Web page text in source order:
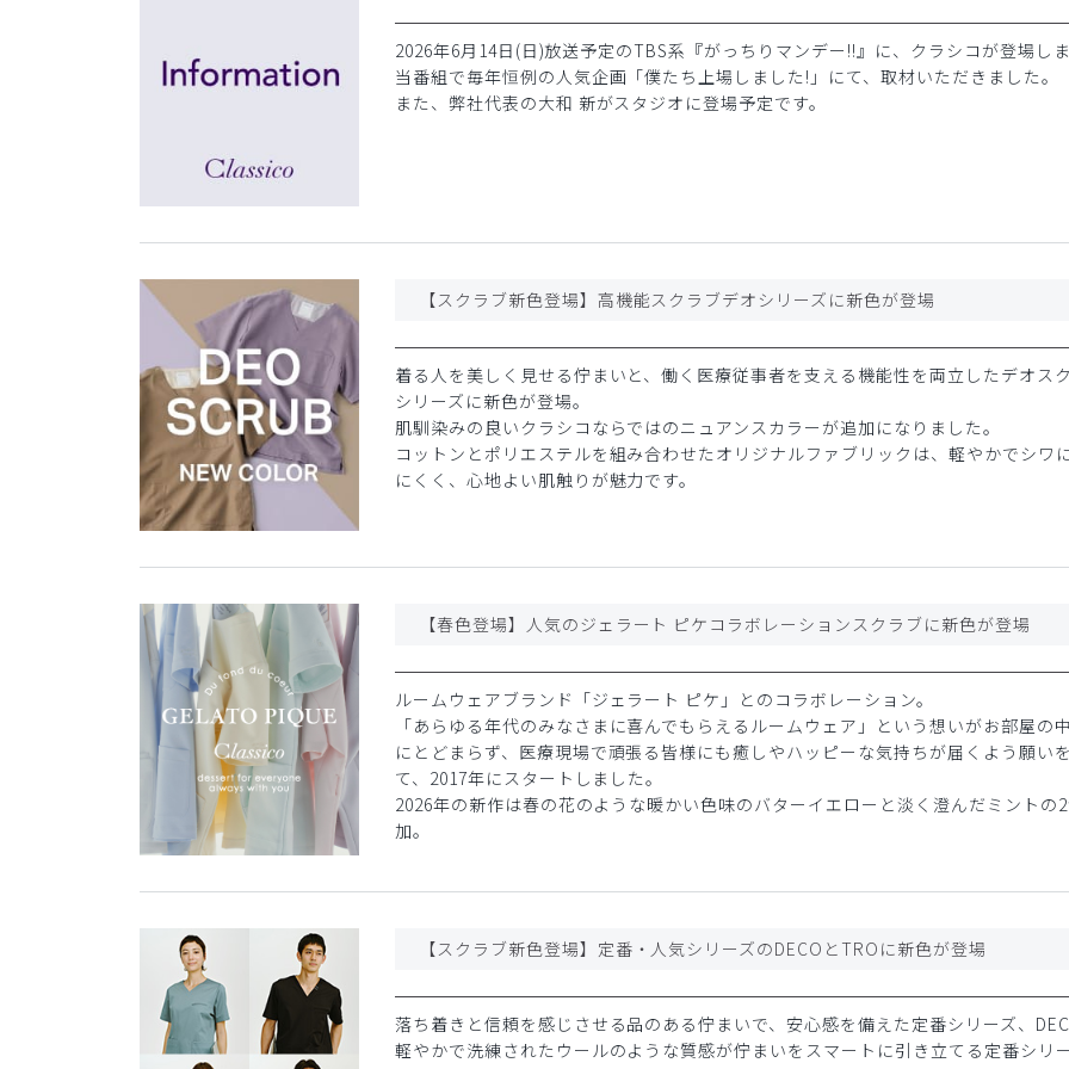
2026年6月14日(日)放送予定のTBS系『がっちりマンデー!!』に、クラシコが登場しま
当番組で毎年恒例の人気企画「僕たち上場しました!」にて、取材いただきました。
また、弊社代表の大和 新がスタジオに登場予定です。
【スクラブ新色登場】高機能スクラブデオシリーズに新色が登場
着る人を美しく見せる佇まいと、働く医療従事者を支える機能性を両立したデオス
シリーズに新色が登場。
肌馴染みの良いクラシコならではのニュアンスカラーが追加になりました。
コットンとポリエステルを組み合わせたオリジナルファブリックは、軽やかでシワ
にくく、心地よい肌触りが魅力です。
【春色登場】人気のジェラート ピケコラボレーションスクラブに新色が登場
ルームウェアブランド「ジェラート ピケ」とのコラボレーション。
「あらゆる年代のみなさまに喜んでもらえるルームウェア」という想いがお部屋の
にとどまらず、医療現場で頑張る皆様にも癒しやハッピーな気持ちが届くよう願い
て、2017年にスタートしました。
2026年の新作は春の花のような暖かい色味のバターイエローと淡く澄んだミントの
加。
【スクラブ新色登場】定番・人気シリーズのDECOとTROに新色が登場
落ち着きと信頼を感じさせる品のある佇まいで、安心感を備えた定番シリーズ、
軽やかで洗練されたウールのような質感が佇まいをスマートに引き立てる定番シリー